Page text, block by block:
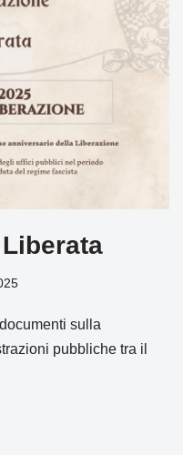
sulla
pubbliche tra il